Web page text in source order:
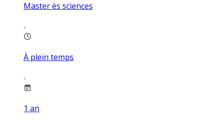
Master ès sciences
À plein temps
1 an